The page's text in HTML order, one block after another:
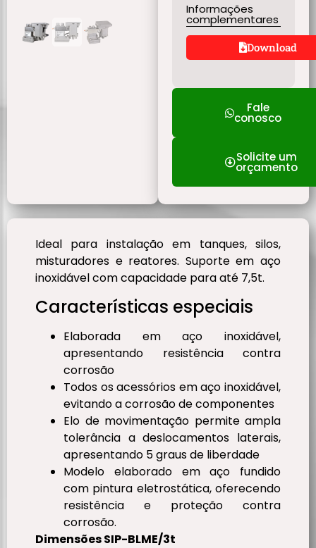
Informações
complementares
Download
Fale
conosco
Solicite um
orçamento
Ideal para instalação em tanques, silos,
misturadores e reatores. Suporte em aço
inoxidável com capacidade para até 7,5t.
Características especiais
Elaborada em aço inoxidável,
apresentando resistência contra
corrosão
Todos os acessórios em aço inoxidável,
evitando a corrosão de componentes
Elo de movimentação permite ampla
tolerância a deslocamentos laterais,
apresentando 5 graus de liberdade
Modelo elaborado em aço fundido
com pintura eletrostática, oferecendo
resistência e proteção contra
corrosão.
Dimensões SIP-BLME/3t